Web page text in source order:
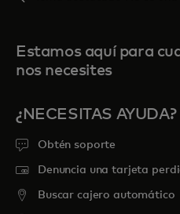
Estamos aquí para
nos necesites
¿NECESITAS AYUDA?
Obtén soporte
Denuncia una tarjeta
Buscar cajero automático